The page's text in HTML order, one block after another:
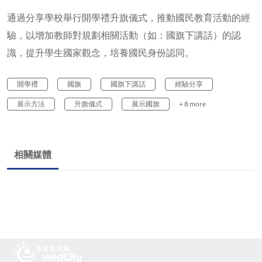
通過分享學校舉行開學禮升旗儀式，推動國民教育活動的經
驗，以增加教師對規劃相關活動（如：國旗下講話）的認
識，提升學生國家觀念，培養國民身份認同。
開學禮 國旗 國旗下講話 經驗分享
展示方法 升旗儀式 展示國旗 + 8 more
相關媒體